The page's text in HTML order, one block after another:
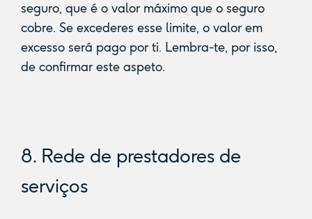
seguro, que é o valor máximo que o seguro
cobre. Se excederes esse limite, o valor em
excesso será pago por ti. Lembra-te, por isso,
de confirmar este aspeto.
8. Rede de prestadores de
serviços